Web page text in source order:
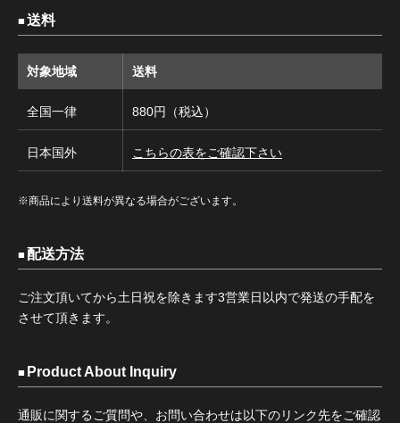
送料
対象地域 送料
全国一律 880円（税込）
日本国外 こちらの表をご確認下さい
※商品により送料が異なる場合がございます。
配送方法
ご注文頂いてから土日祝を除きます3営業日以内で発送の手配を
させて頂きます。
Product About Inquiry
通販に関するご質問や、お問い合わせは以下のリンク先をご確認